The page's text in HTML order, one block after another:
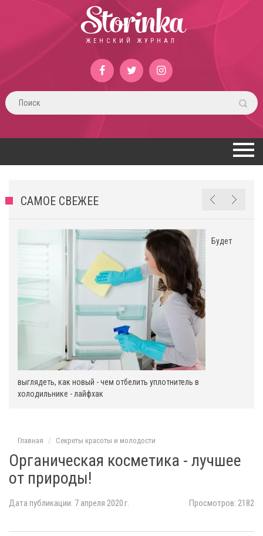
Storinka
ЖЕНСКИЙ ЖУРНАЛ
САМОЕ СВЕЖЕЕ
Будет
выглядеть, как новый - чем отбелить уплотнитель в
холодильнике - лайфхак
Главная Секреты красоты и молодости
Органическая косметика - лучшее
от природы!
Дата публикации: 7 апреля 2020 г. Просмотров: 2182